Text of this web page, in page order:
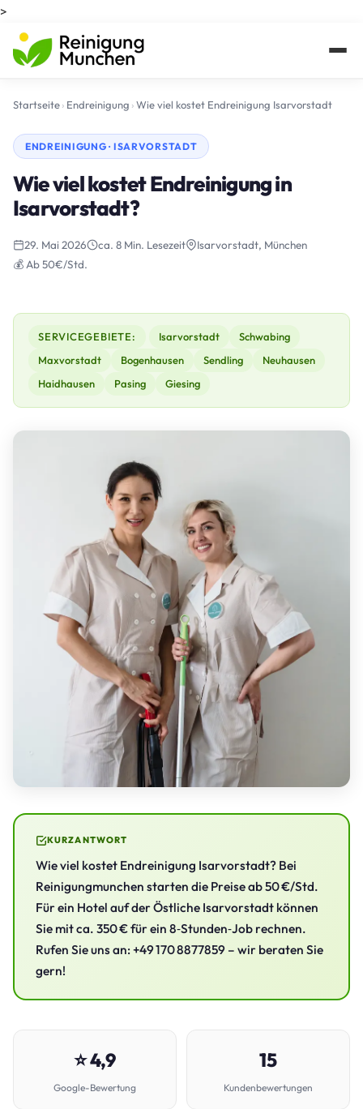
>
Startseite› Endreinigung ›Wie viel kostet Endreinigung Isarvorstadt
ENDREINIGUNG · ISARVORSTADT
Wie viel kostet Endreinigung in
Isarvorstadt?
29. Mai 2026 ca. 8 Min. Lesezeit
Isarvorstadt, München
💰 Ab 50€/Std.
SERVICEGEBIETE: Isarvorstadt
Schwabing
Maxvorstadt
Bogenhausen Sendling
Neuhausen
Haidhausen
Pasing Giesing
KURZANTWORT
Wie viel kostet Endreinigung Isarvorstadt? Bei
Reinigungmunchen starten die Preise ab 50 €/Std.
Für ein Hotel auf der Östliche Isarvorstadt können
Sie mit ca. 350 € für ein 8‑Stunden‑Job rechnen.
Rufen Sie uns an: +49 170 8877859 – wir beraten Sie
gern!
⭐ 4,9
Google-Bewertung
15
Kundenbewertungen